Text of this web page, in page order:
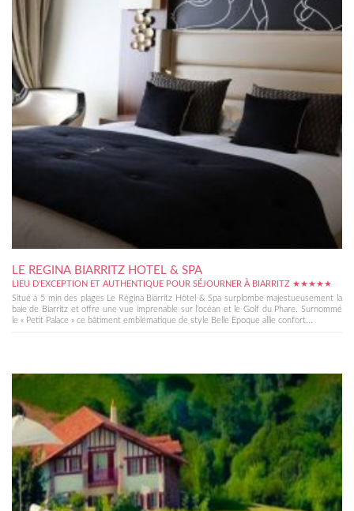
LE REGINA BIARRITZ HOTEL & SPA
LIEU D'EXCEPTION ET AUTHENTIQUE POUR SÉJOURNER À BIARRITZ ★★★★★
Situé à 5 min des plages Le Régina Biarritz Hôtel & Spa surplombe majestueusement la
baie de Biarritz et offre une vue imprenable sur l’océan et le Golf du Phare. Surnommé
le « Petit Palace » ce bâtiment emblématique de style Belle Epoque allie confort...